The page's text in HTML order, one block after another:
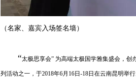
（名家、嘉宾入场签名墙）
“太极思享会” 为高端太极国学雅集盛会，创
列活动之一，于2018年6月16日-18日在云南昆明举